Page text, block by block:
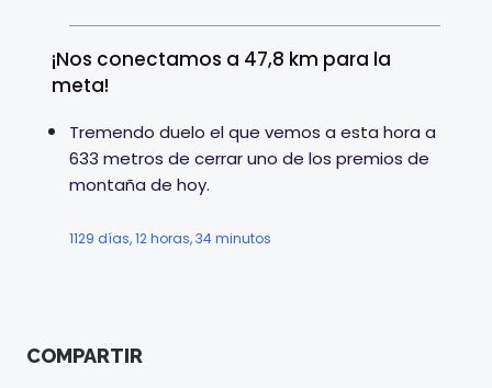
¡Nos conectamos a 47,8 km para la
meta!
Tremendo duelo el que vemos a esta hora a
633 metros de cerrar uno de los premios de
montaña de hoy.
1129 días, 12 horas, 34 minutos
COMPARTIR